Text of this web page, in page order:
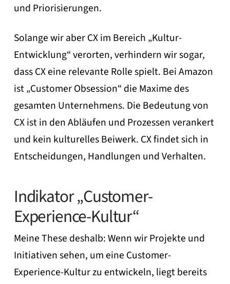
und Priorisierungen.
Solange wir aber CX im Bereich „Kultur-
Entwicklung“ verorten, verhindern wir sogar,
dass CX eine relevante Rolle spielt. Bei Amazon
ist „Customer Obsession“ die Maxime des
gesamten Unternehmens. Die Bedeutung von
CX ist in den Abläufen und Prozessen verankert
und kein kulturelles Beiwerk. CX findet sich in
Entscheidungen, Handlungen und Verhalten.
Indikator „Customer-
Experience-Kultur“
Meine These deshalb: Wenn wir Projekte und
Initiativen sehen, um eine Customer-
Experience-Kultur zu entwickeln, liegt bereits